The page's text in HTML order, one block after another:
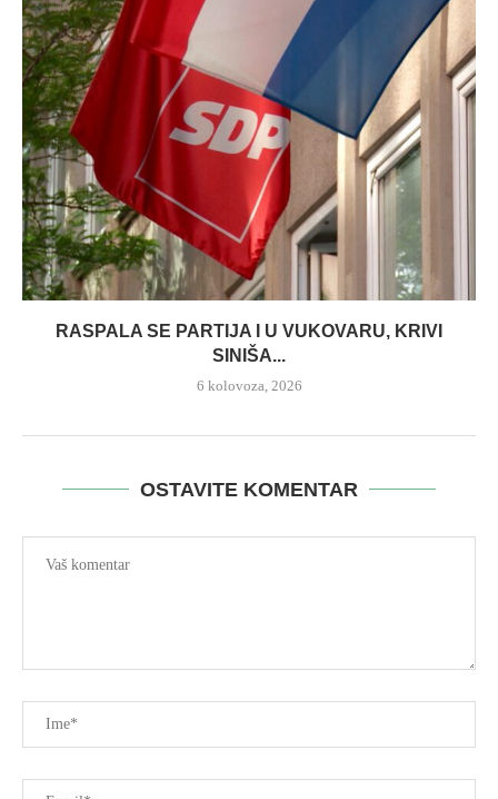
RASPALA SE PARTIJA I U VUKOVARU, KRIVI
SINIŠA...
6 kolovoza, 2026
OSTAVITE KOMENTAR